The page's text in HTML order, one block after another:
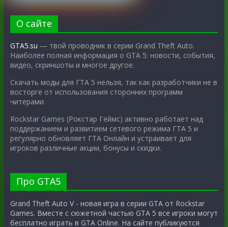
О сайте
GTA5.su — твой проводник в серии Grand Theft Auto.
Наиболее полная информация о GTA 5: новости, события,
видео, скриншоты и многое другое.
Скачать моды для ГТА 5 нельзя, так как разработчики не в
восторге от использования сторонних программ
читерами.
Rockstar Games (Рокстар Геймс) активно работает над
поддержанием и развитием сетевого режима ГТА 5 и
регулярно обновляет ГТА Онлайн и устраивает для
игроков различные акции, бонусы и скидки.
Про GTA5
Grand Theft Auto V - новая игра в серии GTA от Rockstar
Games. Вместе с сюжетной частью GTA 5 все игроки могут
бесплатно играть в GTA Online. На сайте публикуются